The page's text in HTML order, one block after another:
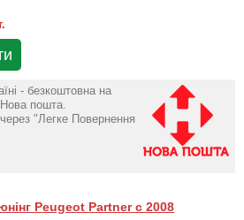
- безкоштовна на
пошта.
"Легке Повернення
Peugeot Partner с 2008